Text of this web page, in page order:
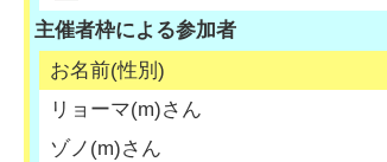
主催者枠による参加者
お名前(性別)
リョーマ(m)さん
ゾノ (m)さん